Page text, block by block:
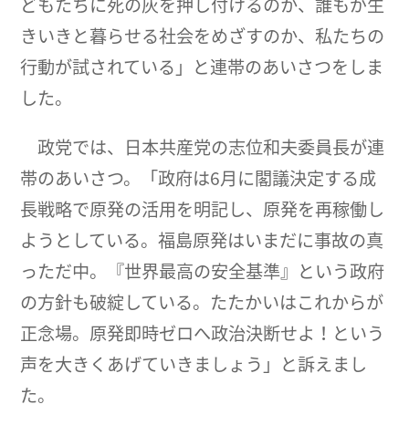
きいきと暮らせる社会をめざすのか、私たちの
行動が試されている」と連帯のあいさつをしま
した。
政党では、日本共産党の志位和夫委員長が連
帯のあいさつ。「政府は6月に閣議決定する成
長戦略で原発の活用を明記し、原発を再稼働し
ようとしている。福島原発はいまだに事故の真
っただ中。『世界最高の安全基準』という政府
の方針も破綻している。たたかいはこれからが
正念場。原発即時ゼロへ政治決断せよ！という
声を大きくあげていきましょう」と訴えまし
た。